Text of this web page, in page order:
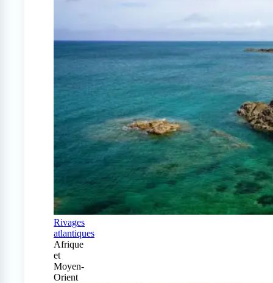
Rivages
atlantiques
Afrique
et
Moyen-
Orient